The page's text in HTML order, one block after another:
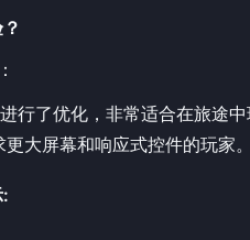
行了优化，非常适合在旅途中
更大屏幕和响应式控件的玩家。
: